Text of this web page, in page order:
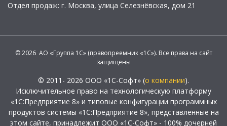
Отдел продаж: г. Москва, улица Селезнёвская, дом 21
© 2026 АО «Группа 1С» (правопреемник «1С»). Все права на сайт
защищены
© 2011- 2026 ООО «1С-Софт» (о компании).
Исключительное право на технологическую платформу
«1С:Предприятие 8» и типовые конфигурации программных
продуктов системы «1С:Предприятие 8», представленные на
этом сайте, принадлежит ООО «1С-Софт» - 100% дочерней